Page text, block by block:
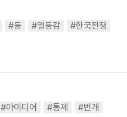
#등 #열등감
#한국전쟁
#아이디어 #통제
#번개